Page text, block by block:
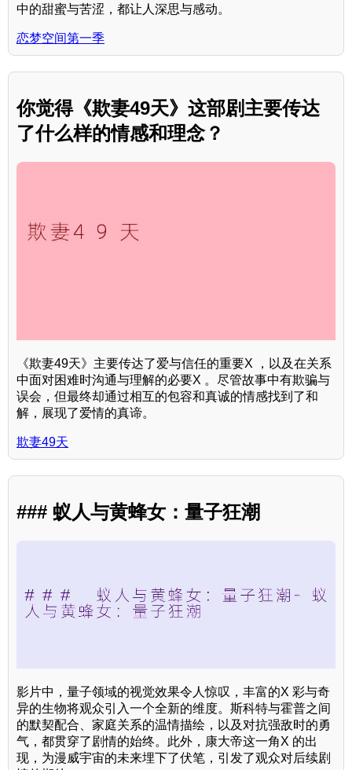
中的甜蜜与苦涩，都让人深思与感动。
恋梦空间第一季
你觉得《欺妻49天》这部剧主要传达
了什么样的情感和理念？
《欺妻49天》主要传达了爱与信任的重要X ，以及在关系
中面对困难时沟通与理解的必要X 。尽管故事中有欺骗与
误会，但最终却通过相互的包容和真诚的情感找到了和
解，展现了爱情的真谛。
欺妻49天
### 蚁人与黄蜂女：量子狂潮
影片中，量子领域的视觉效果令人惊叹，丰富的X 彩与奇
异的生物将观众引入一个全新的维度。斯科特与霍普之间
的默契配合、家庭关系的温情描绘，以及对抗强敌时的勇
气，都贯穿了剧情的始终。此外，康大帝这一角X 的出
现，为漫威宇宙的未来埋下了伏笔，引发了观众对后续剧